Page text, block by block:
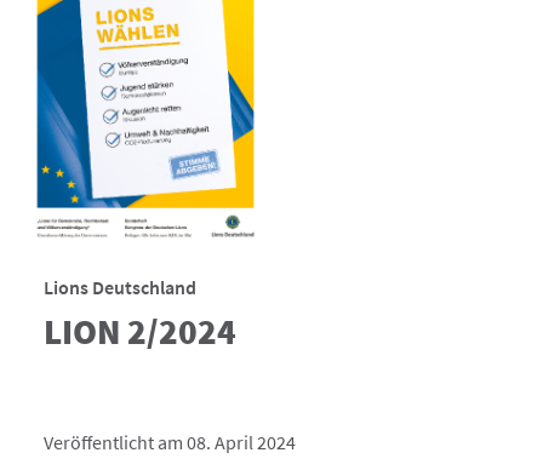
Lions Deutschland
LION 2/2024
Veröffentlicht am 08. April 2024